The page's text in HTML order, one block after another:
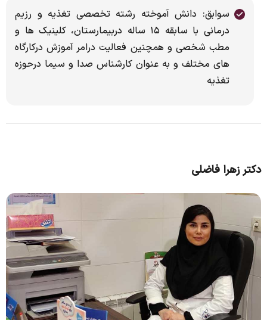
سوابق: دانش آموخته رشته تخصصی تغذیه و رزیم
درمانی با سابقه ۱۵ ساله دربیمارستان، کلینیک ها و
مطب شخصی و همچنین فعالیت درامر آموزش درکارگاه
های مختلف و به عنوان کارشناس صدا و سیما درحوزه
تغذیه
دکتر زهرا فاضلی